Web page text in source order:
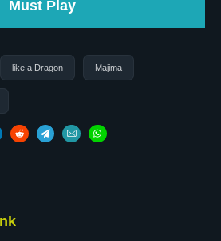
Must Play
like a Dragon Majima